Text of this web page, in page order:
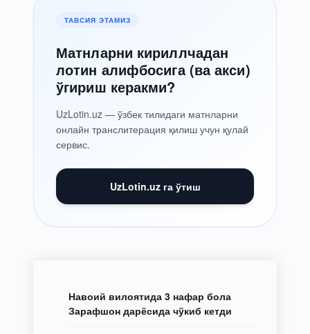
ТАВСИЯ ЭТАМИЗ
Матнларни кириллчадан
лотин алифбосига (ва акси)
ўгириш керакми?
UzLotin.uz — ўзбек тилидаги матнларни
онлайн транслитерация қилиш учун қулай
сервис.
UzLotin.uz га ўтиш
Навоий вилоятида 3 нафар бола
Зарафшон дарёсида чўкиб кетди